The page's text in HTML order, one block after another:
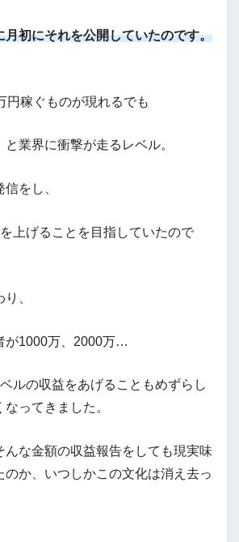
月初にそれを公開していたのです。
円稼ぐものが現れるでも
と業界に衝撃が走るレベル。
をし、
上げることを目指していたので
、
が1000万、2000万…
ルの収益をあげることもめずらし
ってきました。
んな金額の収益報告をしても現実味
のか、いつしかこの文化は消え去っ